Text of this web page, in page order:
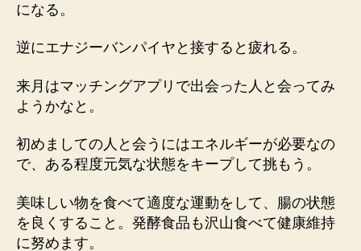
になる。
逆にエナジーバンパイヤと接すると疲れる。
来月はマッチングアプリで出会った人と会ってみ
ようかなと。
初めましての人と会うにはエネルギーが必要なの
で、ある程度元気な状態をキープして挑もう。
美味しい物を食べて適度な運動をして、腸の状態
を良くすること。発酵食品も沢山食べて健康維持
に努めます。